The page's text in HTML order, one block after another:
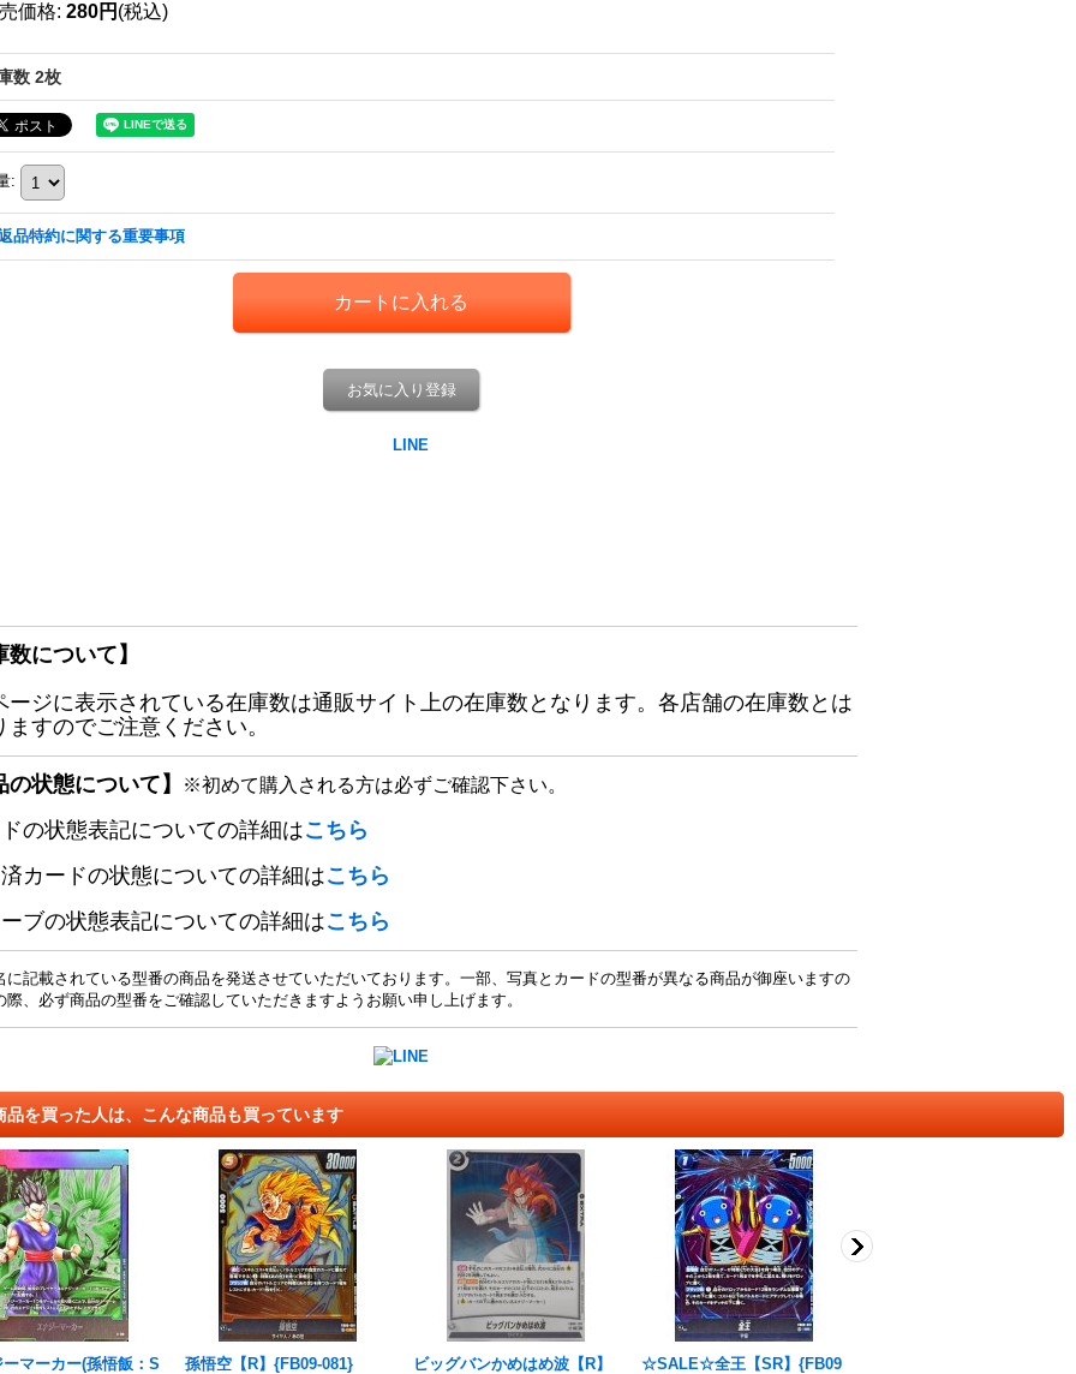
価格: 280円 (税込)
数 2枚
:
品特約に関する重要事項
お気に入り登録
数について】
ージに表示されている在庫数は通販サイト上の在庫数となります。各店舗の在庫数とは
ますのでご注意ください。
の状態について】 ※初めて購入される方は必ずご確認下さい。
の状態表記についての詳細はこちら
カードの状態についての詳細はこちら
ブの状態表記についての詳細はこちら
記載されている型番の商品を発送させていただいております。一部、写真とカードの型番が異なる商品が御座いますの
際、必ず商品の型番をご確認していただきますようお願い申し上げます。
品を買った人は、こんな商品も買っています
マーカー(孫悟飯：S
孫悟空【R】{FB09-081}
ビッグバンかめはめ波【R】
☆SALE☆全王【SR】{FB09